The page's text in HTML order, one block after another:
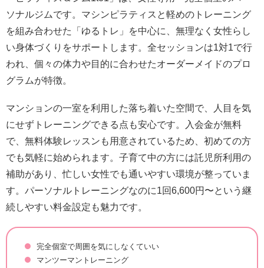
ソナルジムです。マシンピラティスと軽めのトレーニング
を組み合わせた「ゆるトレ」を中心に、無理なく女性らし
い身体づくりをサポートします。全セッションは1対1で行
われ、個々の体力や目的に合わせたオーダーメイドのプロ
グラムが特徴。
マンションの一室を利用した落ち着いた空間で、人目を気
にせずトレーニングできる点も安心です。入会金が無料
で、無料体験レッスンも用意されているため、初めての方
でも気軽に始められます。子育て中の方には託児所利用の
補助があり、忙しい女性でも通いやすい環境が整っていま
す。パーソナルトレーニングなのに1回6,600円〜という継
続しやすい料金設定も魅力です。
完全個室で周囲を気にしなくていい
マンツーマントレーニング